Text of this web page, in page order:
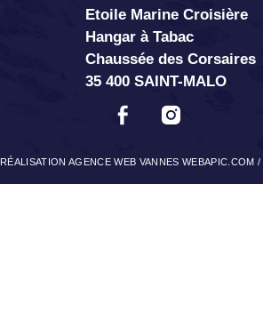
Etoile Marine Croisière
Hangar à Tabac
Chaussée des Corsaires
35 400 SAINT-MALO
RÉALISATION AGENCE WEB VANNES WEBAPIC.COM /